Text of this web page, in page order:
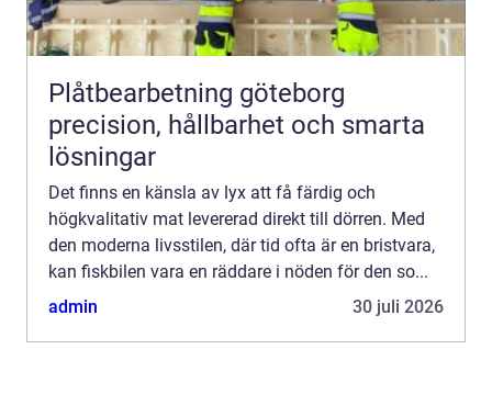
Plåtbearbetning göteborg
precision, hållbarhet och smarta
lösningar
Det finns en känsla av lyx att få färdig och
högkvalitativ mat levererad direkt till dörren. Med
den moderna livsstilen, där tid ofta är en bristvara,
kan fiskbilen vara en räddare i nöden för den so...
admin
30 juli 2026